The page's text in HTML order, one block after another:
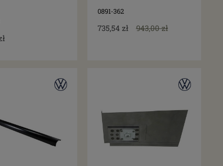
0891-362
735,54 zł 943,00 zł